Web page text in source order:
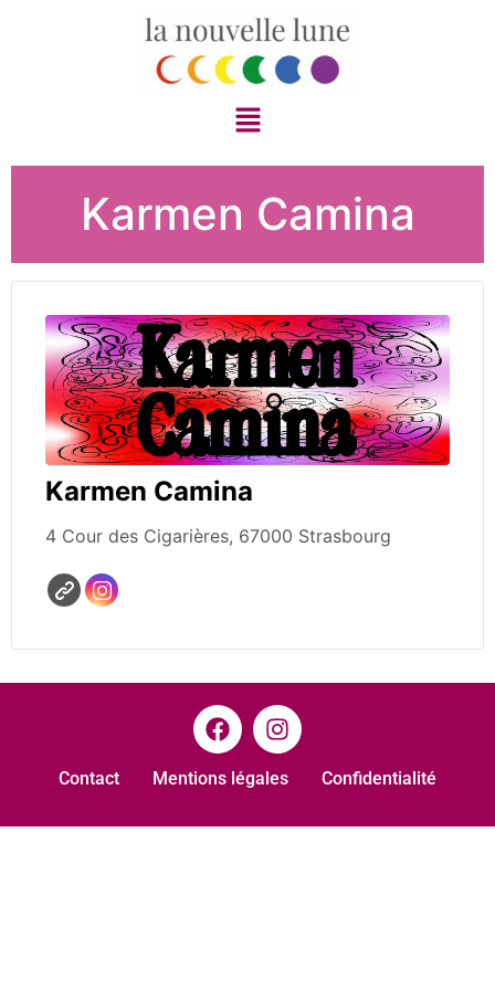
Karmen Camina
Karmen Camina
4 Cour des Cigarières, 67000 Strasbourg
Contact Mentions légales Confidentialité